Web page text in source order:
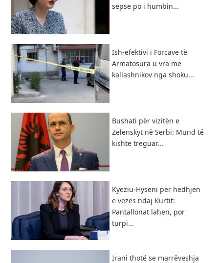
sepse po i humbin...
Ish-efektivi i Forcave të
Armatosura u vra me
kallashnikov nga shoku...
Bushati për vizitën e
Zelenskyt në Serbi: Mund të
kishte treguar...
Kyeziu-Hyseni për hedhjen
e vezës ndaj Kurtit:
Pantallonat lahen, por
turpi...
Irani thotë se marrëveshja